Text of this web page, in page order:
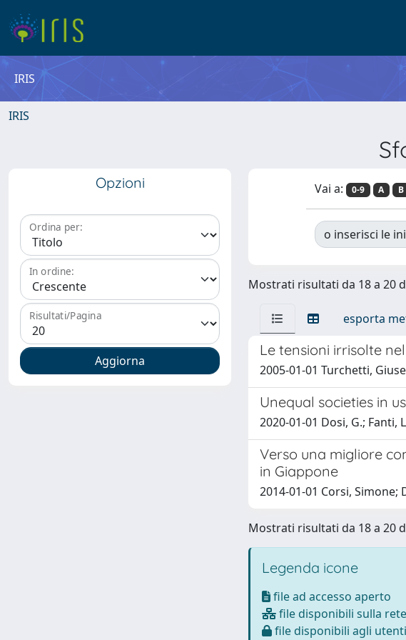
IRIS
IRIS
Opzioni
Ordina per:
In ordine:
Risultati/Pagina
Vai a: 0-9 A B
o inserisci le
Mostrati risultati da 18 a 20
esporta
Le tensioni irrisolte
2005-01-01 Turchetti,
Unequal societies in
2020-01-01 Dosi, G.; Fanti,
Verso una migliore
in Giappone
2014-01-01 Corsi,
Mostrati risultati da 18 a 20
Legenda icone
file ad accesso aperto
file disponibili sulla
file disponibili agli